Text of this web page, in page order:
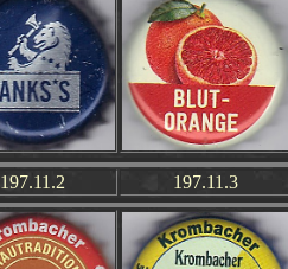
197.11.2 197.11.3